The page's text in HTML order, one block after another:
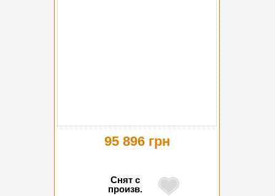
95 896 грн
Снят с
произв.